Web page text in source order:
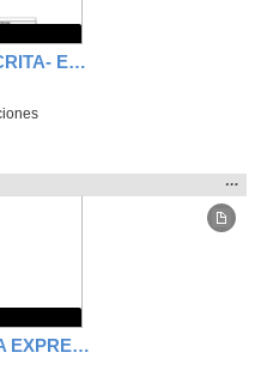
COMUNICACIÓN ESCRITA- ESCRIBIR
CÓMO TRABAJAR LA EXPRESIÓN ESCRITA A TRAVÉS DE LAS TICs
en:
la
…